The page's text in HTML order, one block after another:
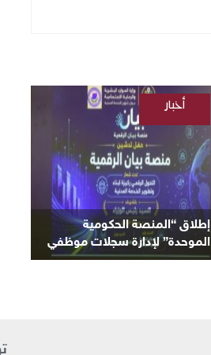
إطلاق “المنصة الحكومية
الموحدة” لإدارة سجلات موظفي
الدولة
أخبار
السودانية